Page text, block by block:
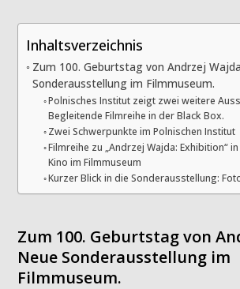
Inhaltsverzeichnis
Zum 100. Geburtstag von Andrzej
Sonderausstellung im Filmmuseum.
Polnisches Institut zeigt zwei weitere
Begleitende Filmreihe in der Black Box.
Zwei Schwerpunkte im Polnischen Institut
Filmreihe zu „Andrzej Wajda: Exhibition“
Kino im Filmmuseum
Kurzer Blick in die Sonderausstellung:
Zum 100. Geburtstag von
Neue Sonderausstellung im
Filmmuseum.